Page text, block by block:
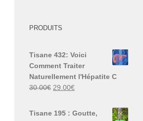
PRODUITS
Tisane 432: Voici
Comment Traiter
Naturellement l'Hépatite C
30.00€ Le
29.00€Le
est :
Tisane 195 : Goutte,